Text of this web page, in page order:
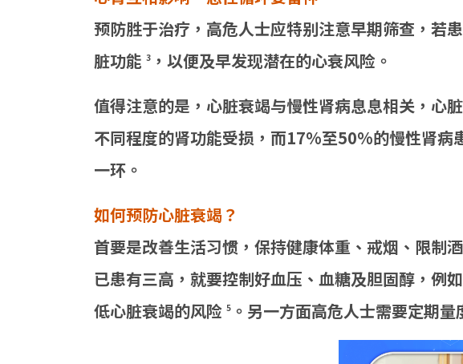
预防胜于治疗，高危人士应特别注意早期筛查，若
脏功能 3 ，以便及早发现潜在的心衰风险。
值得注意的是，心脏衰竭与慢性肾病息息相关，心
不同程度的肾功能受损，而17%至50%的慢性肾病
一环。
如何预防心脏衰竭？
首要是改善生活习惯，保持健康体重、戒烟、限制
已患有三高，就要控制好血压、血糖及胆固醇，例
低心脏衰竭的风险 5 。另一方面高危人士需要定期